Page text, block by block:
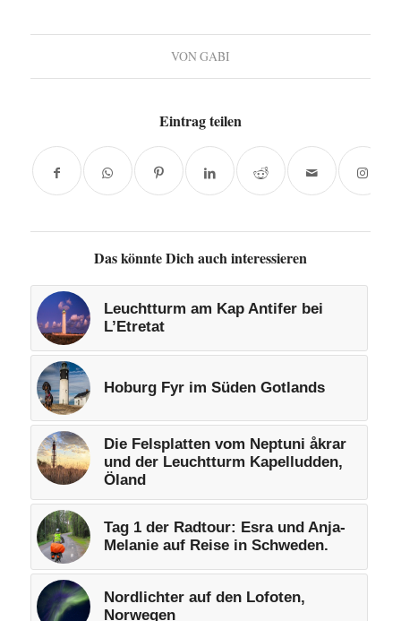
VONGABI
Eintrag teilen
Das könnte Dich auch interessieren
Leuchtturm am Kap Antifer bei
L’Etretat
Hoburg Fyr im Süden Gotlands
Die Felsplatten vom Neptuni åkrar
und der Leuchtturm Kapelludden,
Öland
Tag 1 der Radtour: Esra und Anja-
Melanie auf Reise in Schweden.
Nordlichter auf den Lofoten,
Norwegen